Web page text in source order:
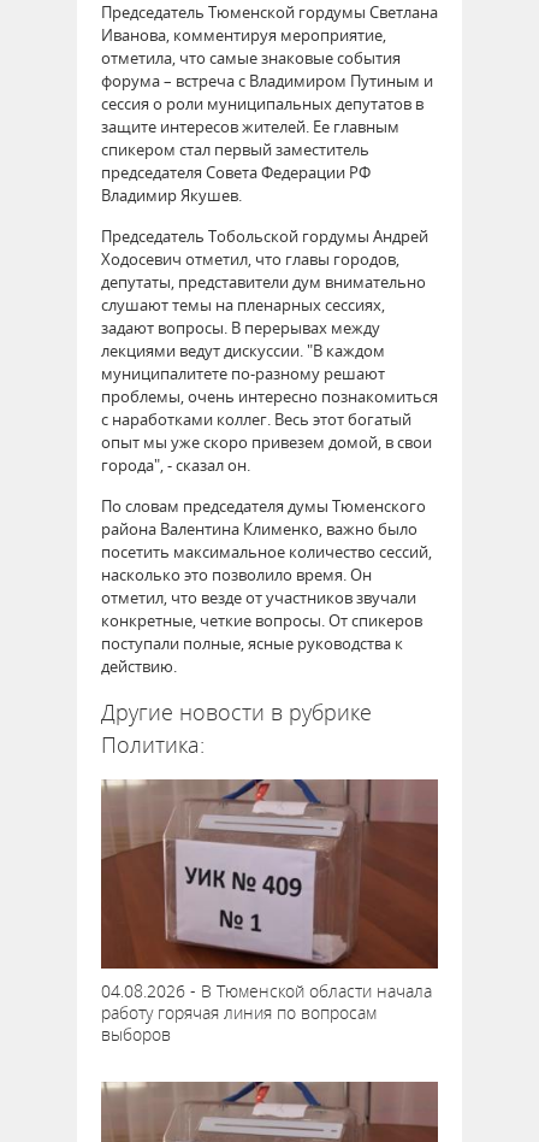
Председатель Тюменской гордумы Светлана
Иванова, комментируя мероприятие,
отметила, что самые знаковые события
форума – встреча с Владимиром Путиным и
сессия о роли муниципальных депутатов в
защите интересов жителей. Ее главным
спикером стал первый заместитель
председателя Совета Федерации РФ
Владимир Якушев.
Председатель Тобольской гордумы Андрей
Ходосевич отметил, что главы городов,
депутаты, представители дум внимательно
слушают темы на пленарных сессиях,
задают вопросы. В перерывах между
лекциями ведут дискуссии. "В каждом
муниципалитете по-разному решают
проблемы, очень интересно познакомиться
с наработками коллег. Весь этот богатый
опыт мы уже скоро привезем домой, в свои
города", - сказал он.
По словам председателя думы Тюменского
района Валентина Клименко, важно было
посетить максимальное количество сессий,
насколько это позволило время. Он
отметил, что везде от участников звучали
конкретные, четкие вопросы. От спикеров
поступали полные, ясные руководства к
действию.
Другие новости в рубрике
Политика:
04.08.2026 - В Тюменской области начала
работу горячая линия по вопросам
выборов